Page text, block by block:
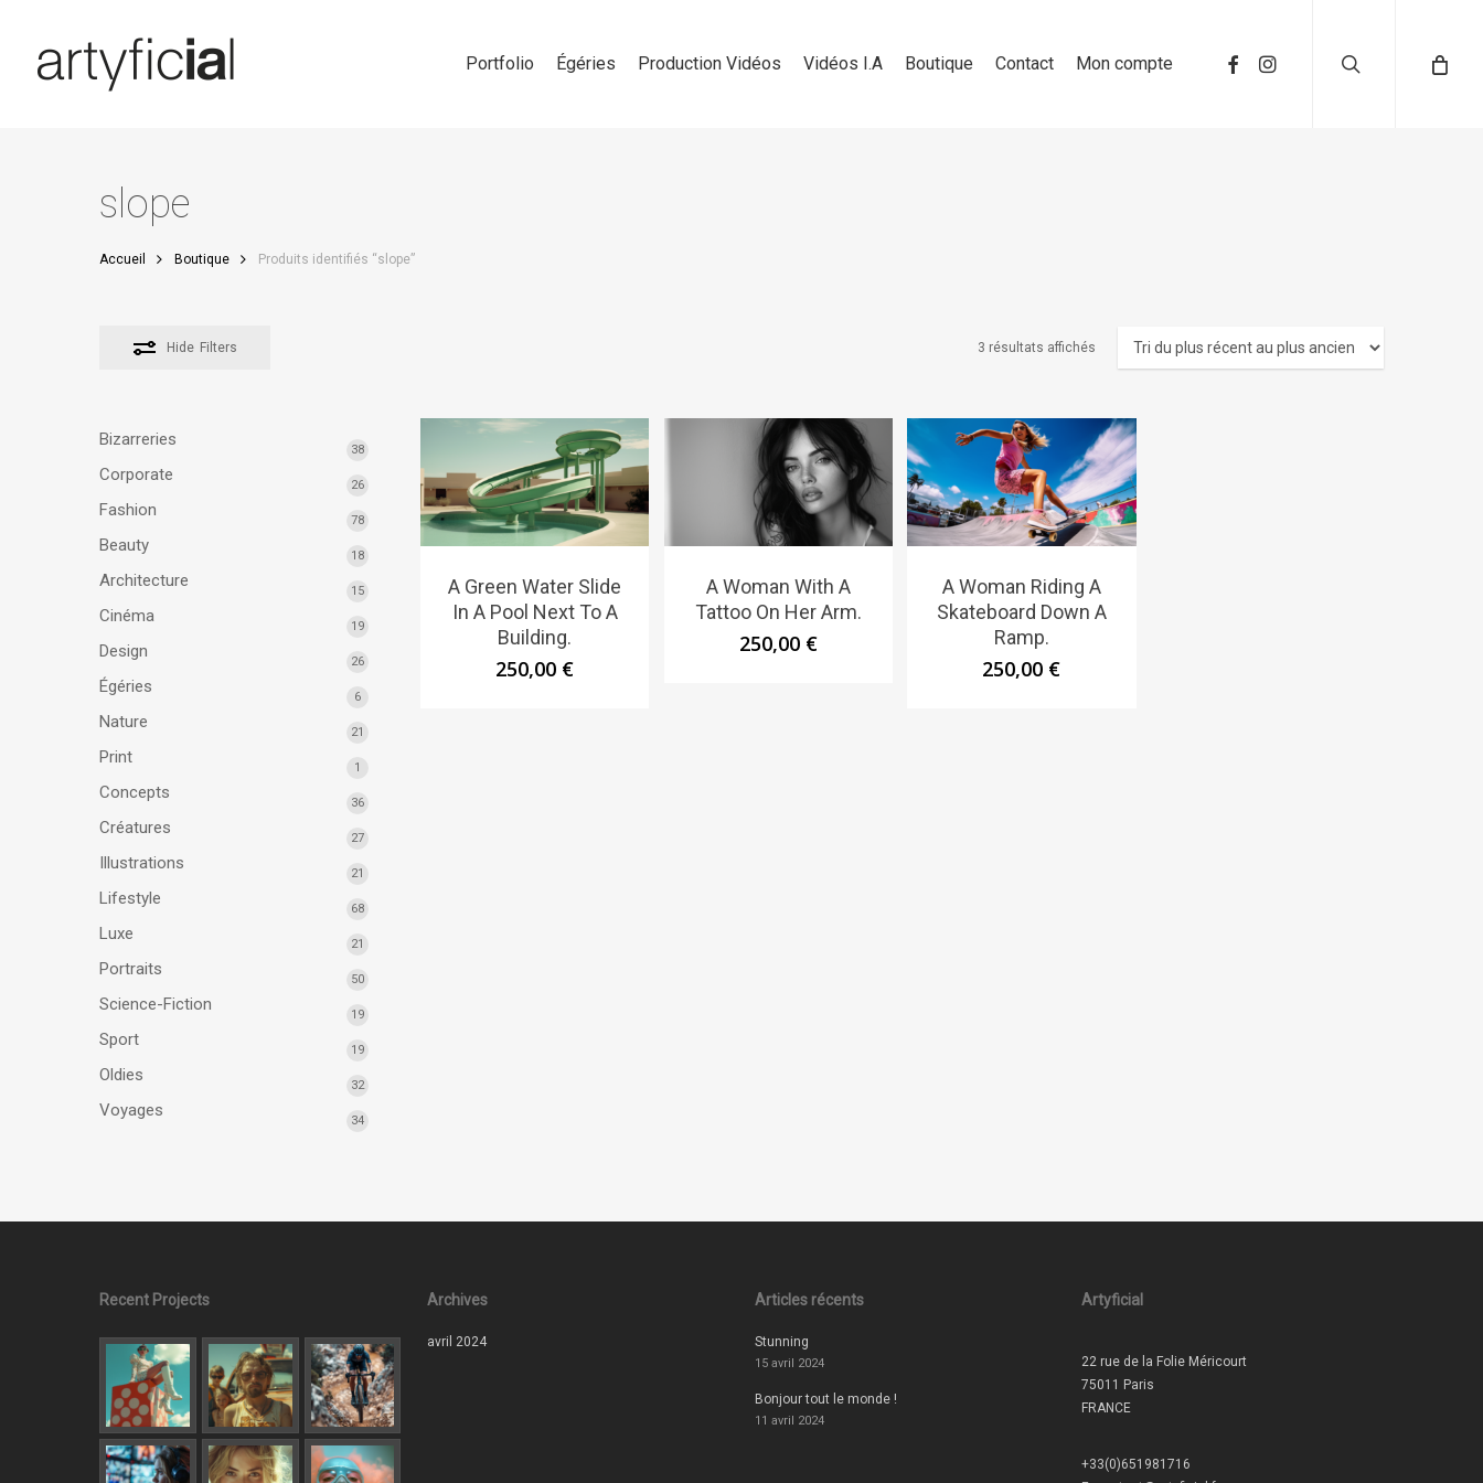
content
Portfolio Égéries Production Vidéos Vidéos I.A Boutique Contact Mon compte
slope
Accueil Boutique Produits identifiés “slope”
Hide Filters 3 résultats affichés
Bizarreries
38
Corporate
26
Fashion
78
Beauty
18
Architecture
15
Cinéma
19
Design
26
Égéries
6
Nature
21
Print
1
Concepts
36
Créatures
27
Illustrations
21
Lifestyle
68
Luxe
21
Portraits
50
Science-Fiction
19
Sport
19
Oldies
32
Voyages
34
A Green Water Slide
In A Pool Next To A
Building.
250,00 €
A Woman With A
Tattoo On Her Arm.
250,00 €
A Woman Riding A
Skateboard Down A
Ramp.
250,00 €
Recent Projects Archives
avril 2024
Articles récents
Stunning
15 avril 2024
Bonjour tout le monde !
11 avril 2024
Artyficial
22 rue de la Folie Méricourt
75011 Paris
FRANCE
+33(0)651981716